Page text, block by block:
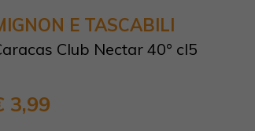
E TASCABILI
Club Nectar 40° cl5
3,99